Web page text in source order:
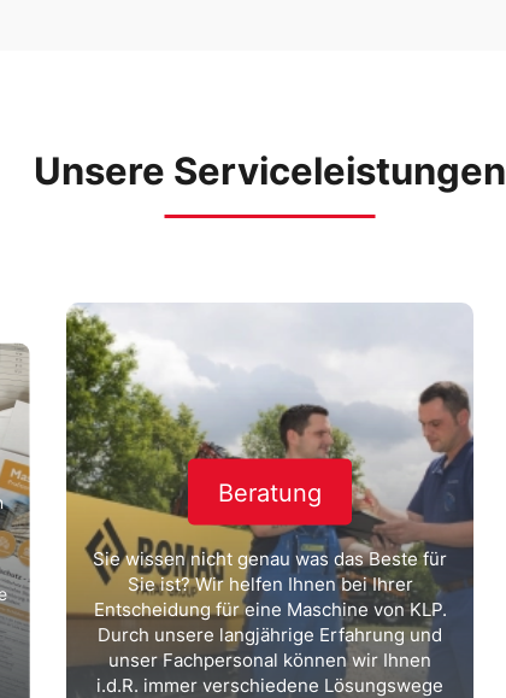
Unsere Serviceleistungen
Beratung
Sie wissen nicht genau was das Beste für
Sie ist? Wir helfen Ihnen bei Ihrer
Entscheidung für eine Maschine von KLP.
Durch unsere langjährige Erfahrung und
unser Fachpersonal können wir Ihnen
i.d.R. immer verschiedene Lösungswege